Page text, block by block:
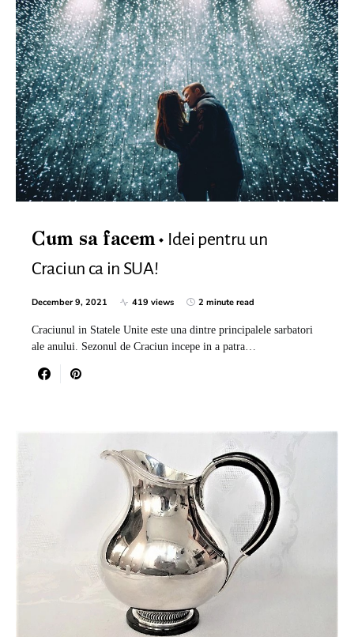
Cum sa facem
Idei pentru un
Craciun ca in SUA!
December 9, 2021 419 views 2 minute read
Craciunul in Statele Unite este una dintre principalele sarbatori
ale anului. Sezonul de Craciun incepe in a patra…